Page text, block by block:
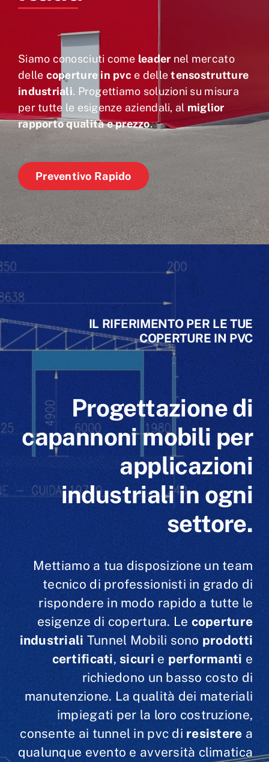
Siamo conosciuti come leader nel mercato
delle coperture in pvc e delletensostrutture
industriali. Progettiamo soluzioni su misura
per tutte le esigenze aziendali, al miglior
rapporto qualità e prezzo.
Preventivo Rapido
IL RIFERIMENTO PER LE TUE
COPERTURE IN PVC
Progettazione di
capannoni mobili per
applicazioni
industriali in ogni
settore.
Mettiamo a tua disposizione un team
tecnico di professionisti in grado di
rispondere in modo rapido a tutte le
esigenze di copertura. Le coperture
industriali Tunnel Mobili sono prodotti
certificati, sicuri e performanti e
richiedono un basso costo di
manutenzione. La qualità dei materiali
impiegati per la loro costruzione,
consente ai tunnel in pvc di resistere a
qualunque evento e avversità climatica